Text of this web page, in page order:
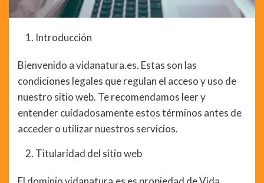
Introducción
Bienvenido a vidanatura.es. Estas son las
condiciones legales que regulan el acceso y uso de
nuestro sitio web. Te recomendamos leer y
entender cuidadosamente estos términos antes de
acceder o utilizar nuestros servicios.
Titularidad del sitio web